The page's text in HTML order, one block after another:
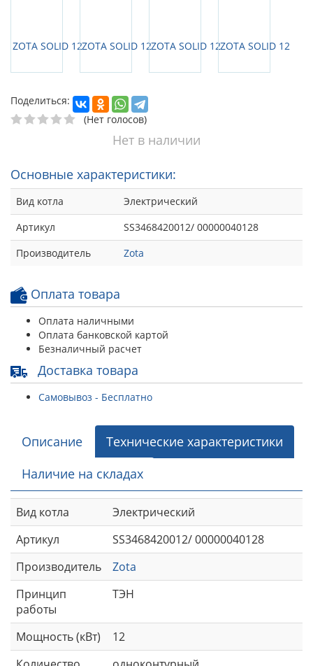
Поделиться:
(Нет голосов)
Нет в наличии
Основные характеристики:
Вид котла
Электрический
Артикул
SS3468420012/ 00000040128
Производитель
Zota
Оплата товара
Оплата наличными
Оплата банковской картой
Безналичный расчет
Доставка товара
Самовывоз - Бесплатно
Описание
Технические характеристики
Наличие на складах
Вид котла
Электрический
Артикул
SS3468420012/ 00000040128
Производитель
Zota
Принцип
работы
ТЭН
Мощность (кВт)
12